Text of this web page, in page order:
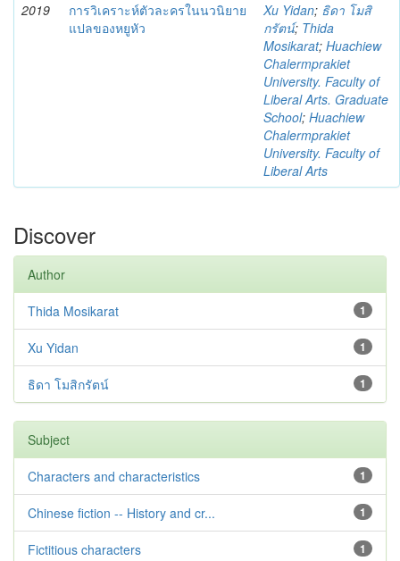
2019
การวิเคราะห์ตัวละครในนวนิยาย
แปลของหยูหัว
Xu Yidan; ธิดา โมสิ
กรัตน์; Thida
Mosikarat; Huachiew
Chalermprakiet
University. Faculty of
Liberal Arts. Graduate
School; Huachiew
Chalermprakiet
University. Faculty of
Liberal Arts
Discover
Author
1
Thida Mosikarat
1
Xu Yidan
1
ธิดา โมสิกรัตน์
Subject
1
Characters and characteristics
1
Chinese fiction -- History and cr...
1
Fictitious characters